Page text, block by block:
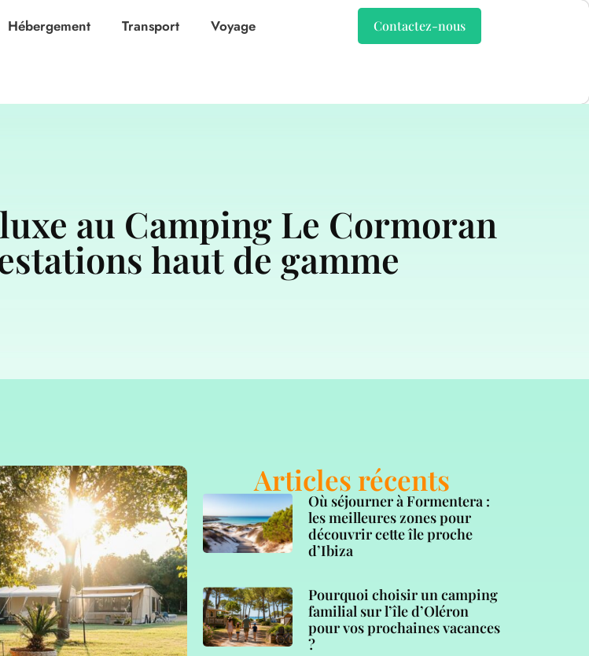
Hébergement Transport Voyage Contactez-nous
au Camping Le Cormoran
haut de gamme
Articles récents
Où séjourner à Formentera :
les meilleures zones pour
découvrir cette île proche
d’Ibiza
Pourquoi choisir un camping
familial sur l’île d’Oléron
pour vos prochaines vacances
?